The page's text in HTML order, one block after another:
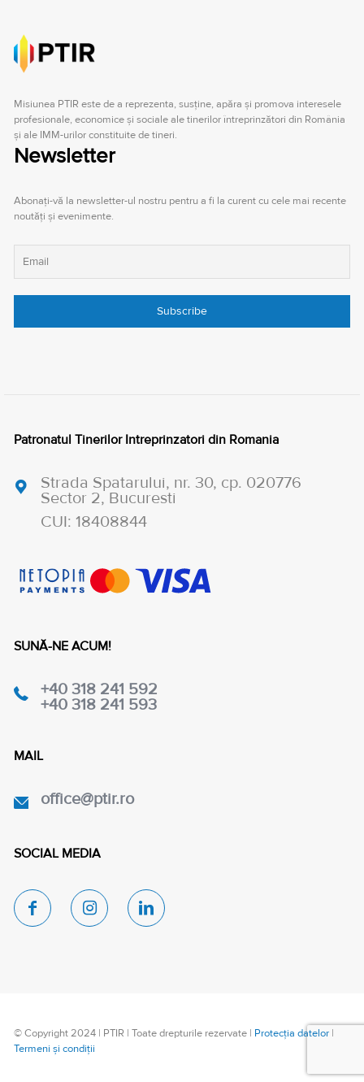
Misiunea PTIR este de a reprezenta, susţine, apăra şi promova interesele
profesionale, economice şi sociale ale tinerilor întreprinzători din România
şi ale IMM-urilor constituite de tineri.
Newsletter
Abonați-vă la newsletter-ul nostru pentru a fi la curent cu cele mai recente
noutăți și evenimente.
Patronatul Tinerilor Intreprinzatori din Romania
Strada Spatarului, nr. 30, cp. 020776
Sector 2, Bucuresti
CUI: 18408844
SUNĂ-NE ACUM!
+40 318 241 592
+40 318 241 593
MAIL
office@ptir.ro
SOCIAL MEDIA
© Copyright 2024 | PTIR | Toate drepturile rezervate | Protecția datelor |
Termeni și condiții